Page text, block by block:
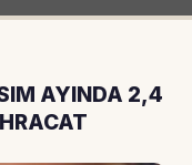
AYINDA 2,4